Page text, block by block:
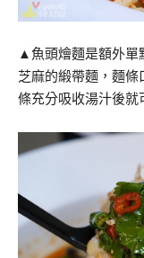
▲魚頭燴麵是額外單
芝麻的緞帶麵，麵條
條充分吸收湯汁後就